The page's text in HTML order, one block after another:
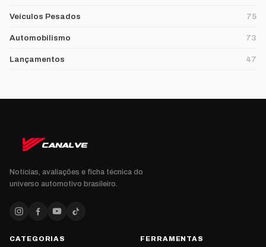
Veículos Pesados 75
Automobilismo 73
Lançamentos 47
Notícias, avaliações e ficha técnica do
universo automotivo brasileiro.
CATEGORIAS FERRAMENTAS